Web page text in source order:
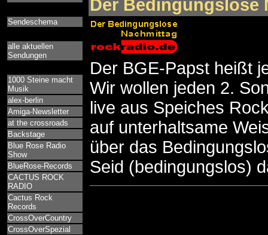
Sendeschema
alle aktuellen
Sendungen
1000 Steine macht
Musik
alex-berlin
Amiga-Newsletter
at the crossroads
Backstage
Blue Rose Radio
Show
BlueRose-Records
CACTUS ROCK
RADIO
Cactus Rock
Records
CrossOverCountry
CrossOverSpezial
Der Bedingungslose
Der BGE-Papst heißt
Wir wollen jeden 2.
live aus Speiches
auf unterhaltsame
über das
Seid (bedingungslos)